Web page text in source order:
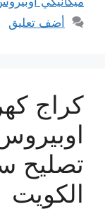
أضف تعليق
كراج
تصليح
الكويت